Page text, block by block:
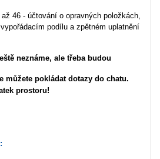
až 46 - účtování o opravných položkách,
podílu a zpětném uplatnění
neznáme, ale třeba budou
můžete pokládat dotazy do chatu.
prostoru!